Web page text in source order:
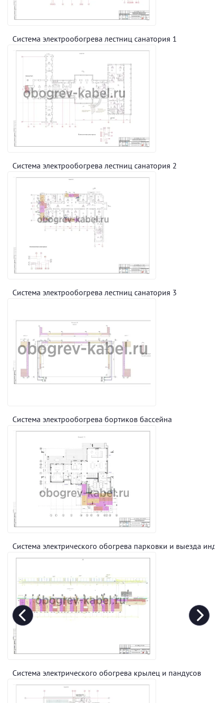
Система электрообогрева лестниц санатория 1
Система электрообогрева лестниц санатория 2
Система электрообогрева лестниц санатория 3
Система электрообогрева бортиков бассейна
Система электрического обогрева парковки и выезда
Система электрического обогрева крылец и пандусов